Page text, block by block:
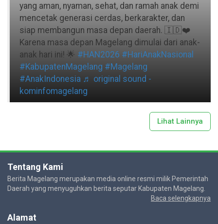
yang aman, nyaman, sehat, dan ramah anak demi
mencetak generasi cerdas, berkarakter, dan
siap membangun masa depan daerah. 🇮🇩❤️
Karena masa depan Magelang dimulai dari anak-
anak hari ini! 🌟 #HAN2026 #HariAnakNasional
#KabupatenMagelang #Magelang
#AnakIndonesia ♬ original sound -
kominfomagelang
Lihat Lainnya
Tentang Kami
Berita Magelang merupakan media online resmi milik Pemerintah
Daerah yang menyuguhkan berita seputar Kabupaten Magelang.
Baca selengkapnya
Alamat